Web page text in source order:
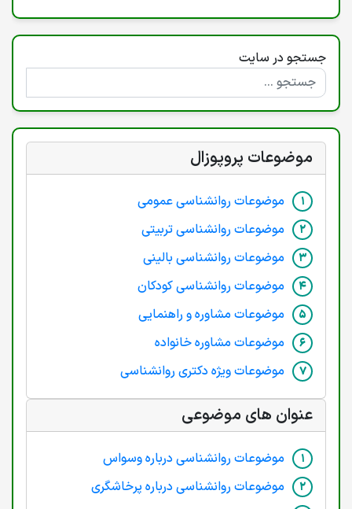
جستجو در سایت
موضوعات پروپوزال
موضوعات روانشناسی عمومی
موضوعات روانشناسی تربیتی
موضوعات روانشناسی بالینی
موضوعات روانشناسی کودکان
موضوعات مشاوره و راهنمایی
موضوعات مشاوره خانواده
موضوعات ویژه دکتری روانشناسی
عنوان های موضوعی
موضوعات روانشناسی درباره وسواس
موضوعات روانشناسی درباره پرخاشگری